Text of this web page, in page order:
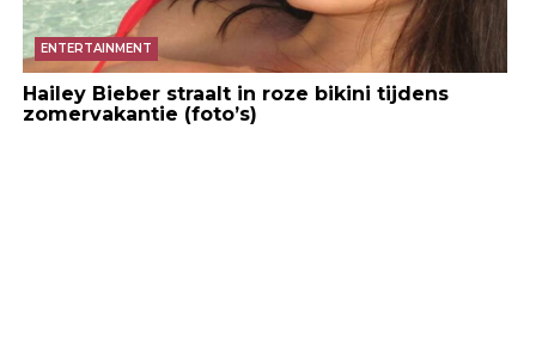
ENTERTAINMENT
Hailey Bieber straalt in roze bikini tijdens
zomervakantie (foto’s)